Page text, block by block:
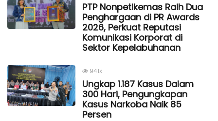
PTP Nonpetikemas Raih Dua
Penghargaan di PR Awards
2026, Perkuat Reputasi
Komunikasi Korporat di
Sektor Kepelabuhanan
941x
Ungkap 1.187 Kasus Dalam
300 Hari, Pengungkapan
Kasus Narkoba Naik 85
Persen